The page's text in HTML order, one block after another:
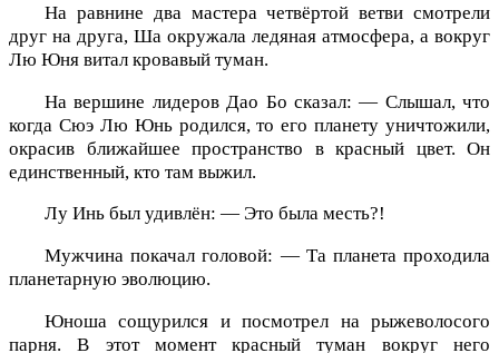
На равнине два мастера четвёртой ветви смотрели
друг на друга, Ша окружала ледяная атмосфера, а вокруг
Лю Юня витал кровавый туман.
На вершине лидеров Дао Бо сказал: — Слышал, что
когда Сюэ Лю Юнь родился, то его планету уничтожили,
окрасив ближайшее пространство в красный цвет. Он
единственный, кто там выжил.
Лу Инь был удивлён: — Это была месть?!
Мужчина покачал головой: — Та планета проходила
планетарную эволюцию.
Юноша сощурился и посмотрел на рыжеволосого
парня. В этот момент красный туман вокруг него